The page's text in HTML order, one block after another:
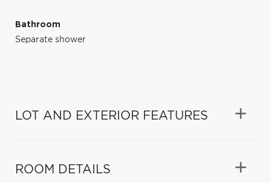
Bathroom
Separate shower
LOT AND EXTERIOR FEATURES
ROOM DETAILS